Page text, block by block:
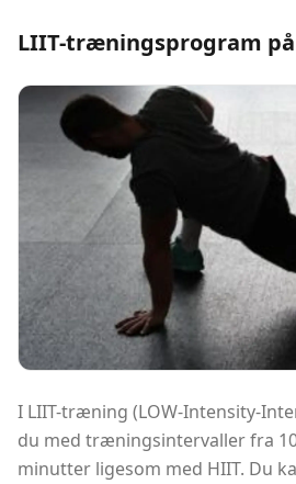
LIIT-træningsprogram
I LIIT-træning (LOW-Intensity-
du med træningsintervaller fra
minutter ligesom med HIIT. Du